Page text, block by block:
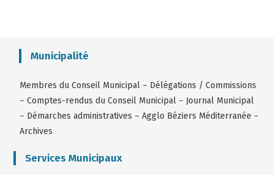
Municipalité
Membres du Conseil Municipal – Délégations / Commissions
–Comptes-rendus du Conseil Municipal – Journal Municipal
– Démarches administratives –Agglo Béziers Méditerranée –
Archives
Services Municipaux